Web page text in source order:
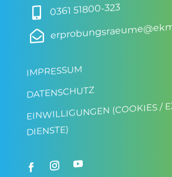
 0361 51800-323

IMPRESSUM
DATENSCHUTZ
EINWILLIGUNGEN (COOKIES /
DIENSTE)